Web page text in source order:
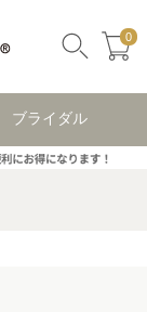
0
ブライダル